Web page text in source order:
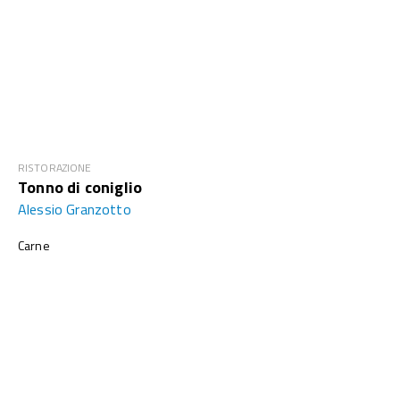
RISTORAZIONE
Tonno di coniglio
Alessio Granzotto
Carne